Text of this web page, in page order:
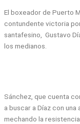
El boxeador de Puerto
contundente victoria
santafesino, Gustavo
los medianos.
Sánchez, que cuenta
a buscar a Díaz con
mechando la